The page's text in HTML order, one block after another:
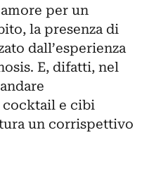
per un
la presenza di
dall’esperienza
E, difatti, nel
e cibi
un corrispettivo